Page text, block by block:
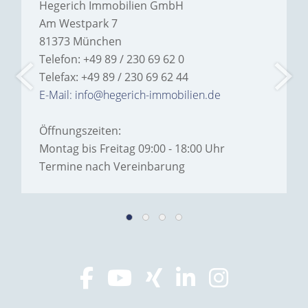
Hegerich Immobilien GmbH
Am Westpark 7
81373 München
Telefon: +49 89 / 230 69 62 0
Telefax: +49 89 / 230 69 62 44
E-Mail: info@hegerich-immobilien.de
Öffnungszeiten:
Montag bis Freitag 09:00 - 18:00 Uhr
Termine nach Vereinbarung